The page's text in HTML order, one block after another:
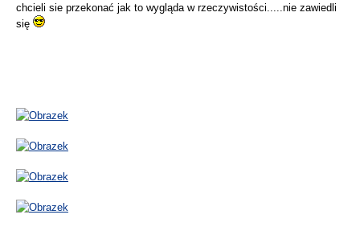
chcieli sie przekonać jak to wygląda w rzeczywistości.....nie zawiedli
się